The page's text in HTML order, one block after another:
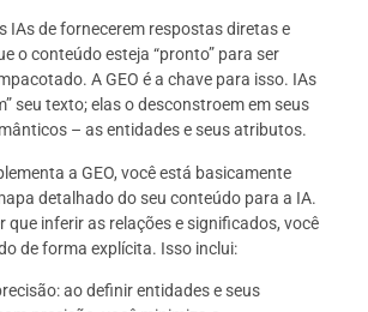
IAs de fornecerem respostas diretas e
o conteúdo esteja “pronto” para ser
A GEO é a chave para isso. IAs
seu texto; elas o desconstroem em seus
– as entidades e seus atributos.
a GEO, você está basicamente
detalhado do seu conteúdo para a IA.
que inferir as relações e significados, você
de forma explícita. Isso inclui:
ao definir entidades e seus